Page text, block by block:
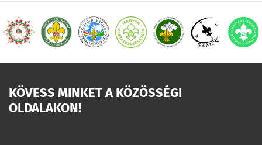
KÖVESS MINKET A KÖZÖSSÉGI
OLDALAKON!